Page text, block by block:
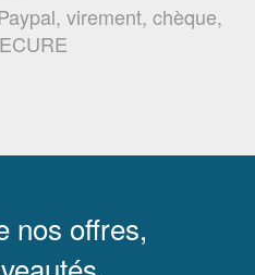
virement, chèque,
nos offres,